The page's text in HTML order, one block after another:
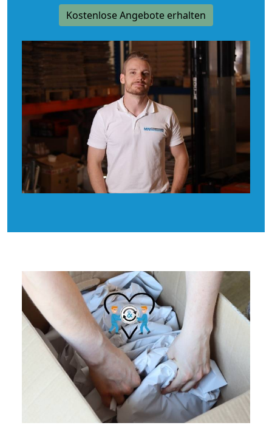
Kostenlose Angebote erhalten